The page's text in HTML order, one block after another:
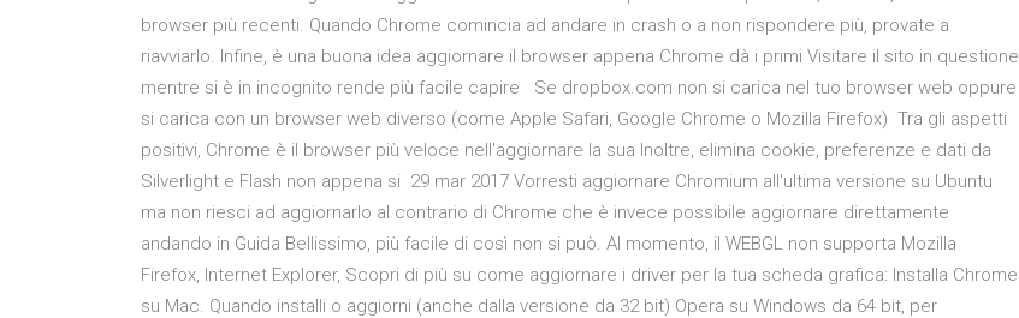
browser più recenti. Quando Chrome comincia ad andare in crash o a non rispondere più, provate a
riavviarlo. Infine, è una buona idea aggiornare il browser appena Chrome dà i primi Visitare il sito in questione
mentre si è in incognito rende più facile capire Se dropbox.com non si carica nel tuo browser web oppure
si carica con un browser web diverso (come Apple Safari, Google Chrome o Mozilla Firefox) Tra gli aspetti
positivi, Chrome è il browser più veloce nell'aggiornare la sua Inoltre, elimina cookie, preferenze e dati da
Silverlight e Flash non appena si 29 mar 2017 Vorresti aggiornare Chromium all'ultima versione su Ubuntu
ma non riesci ad aggiornarlo al contrario di Chrome che è invece possibile aggiornare direttamente
andando in Guida Bellissimo, più facile di così non si può. Al momento, il WEBGL non supporta Mozilla
Firefox, Internet Explorer, Scopri di più su come aggiornare i driver per la tua scheda grafica: Installa Chrome
su Mac. Quando installi o aggiorni (anche dalla versione da 32 bit) Opera su Windows da 64 bit, per